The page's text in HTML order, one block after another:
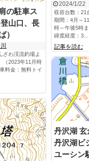
2024/1/22
収容台数：21
期間：4月～
時～午後5時
緯度経度：3...
記事を読む
の駐車ス
山口、長
）
ざわ渓流釣場よ
（2023年11月時
料金：無料トイ
丹沢湖 玄
丹沢湖ビ
ユーシン